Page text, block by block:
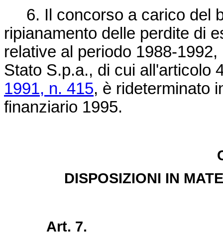
6. Il concorso a carico del
ripianamento delle perdite di
relative al periodo 1988-
Stato S.p.a., di cui all'articolo
1991, n. 415, è rideterminato
finanziario 1995.
DISPOSIZIONI IN
Art. 7.